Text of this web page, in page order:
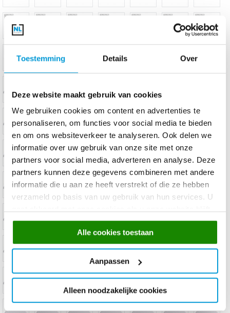
Toestemming Details Over
Deze website maakt gebruik van cookies
We gebruiken cookies om content en advertenties te
personaliseren, om functies voor social media te bieden
en om ons websiteverkeer te analyseren. Ook delen we
informatie over uw gebruik van onze site met onze
partners voor social media, adverteren en analyse. Deze
partners kunnen deze gegevens combineren met andere
informatie die u aan ze heeft verstrekt of die ze hebben
verzameld op basis van uw gebruik van hun services. U
gebruiken.
Alle cookies toestaan
Aanpassen
Alleen noodzakelijke cookies